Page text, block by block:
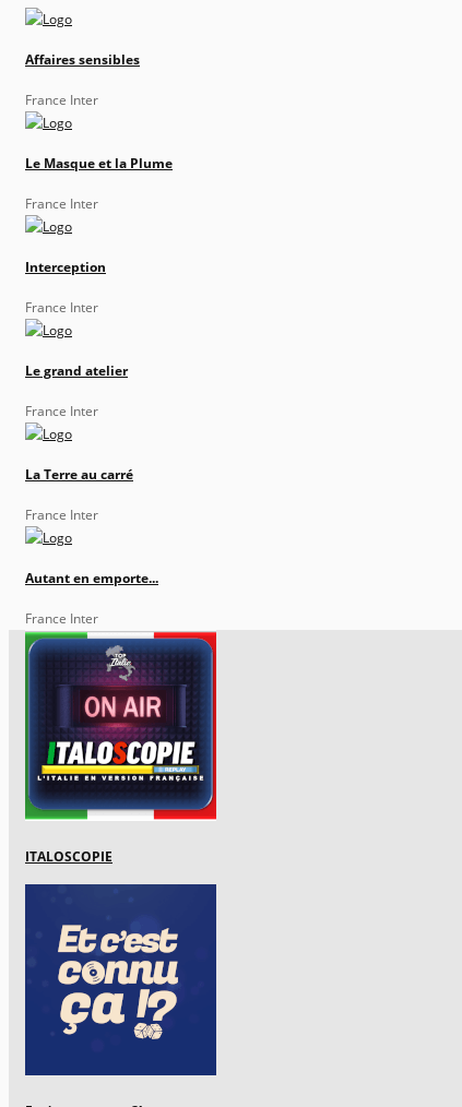
Affaires sensibles
France Inter
Le Masque et la Plume
France Inter
Interception
France Inter
Le grand atelier
France Inter
La Terre au carré
France Inter
Autant en emporte...
France Inter
ITALOSCOPIE